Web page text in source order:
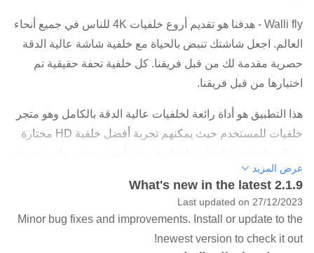
Walli fly - هدفنا هو تقديم أروع خلفيات 4K للناس في جميع أنحاء
العالم. اجعل شاشتك تنبض بالحياة مع خلفية شاشة عالية الدقة
حصرية مقدمة لك من قبل فريقنا. كل خلفية تحفة حقيقية تم
اختيارها من قبل فريقنا.
هذا التطبيق هو أداة رائعة لخلفيات عالية الدقة بالكامل وهو متجر
خلفيات للمستخدم حيث يمكنهم تجربة أفضل خلفية HD مختارة
فريدة من نوعها بالإضافة إلى أعلى جودة كل يوم. نعتقد أنه من
المهم أن تجد بسهولة خلفية ملهمة وجميلة ستجعلك تشعر
بالسعادة والشعور بالرضا في كل مرة تلتقط فيها هاتفك.
في المتوسط ​​، في الوقت الحاضر ، نتحقق من هاتفنا أكثر من
عرض المزيد
What's new in the latest 2.1.9
Last updated on 27/12/2023
Minor bug fixes and improvements. Install or update to the
newest version to check it out!